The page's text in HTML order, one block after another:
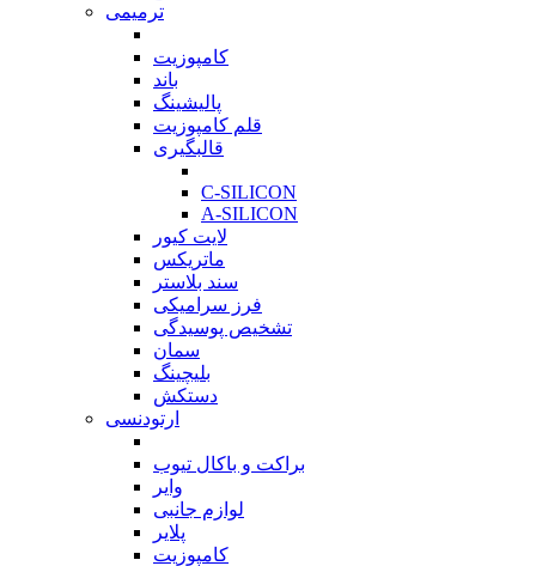
ترمیمی
کامپوزیت
باند
پالیشینگ
قلم کامپوزیت
قالبگیری
C-SILICON
A-SILICON
لایت کیور
ماتریکس
سند بلاستر
فرز سرامیکی
تشخیص پوسیدگی
سمان
بلیچینگ
دستکش
ارتودنسی
براکت و باکال تیوب
وایر
لوازم جانبی
پلایر
کامپوزیت